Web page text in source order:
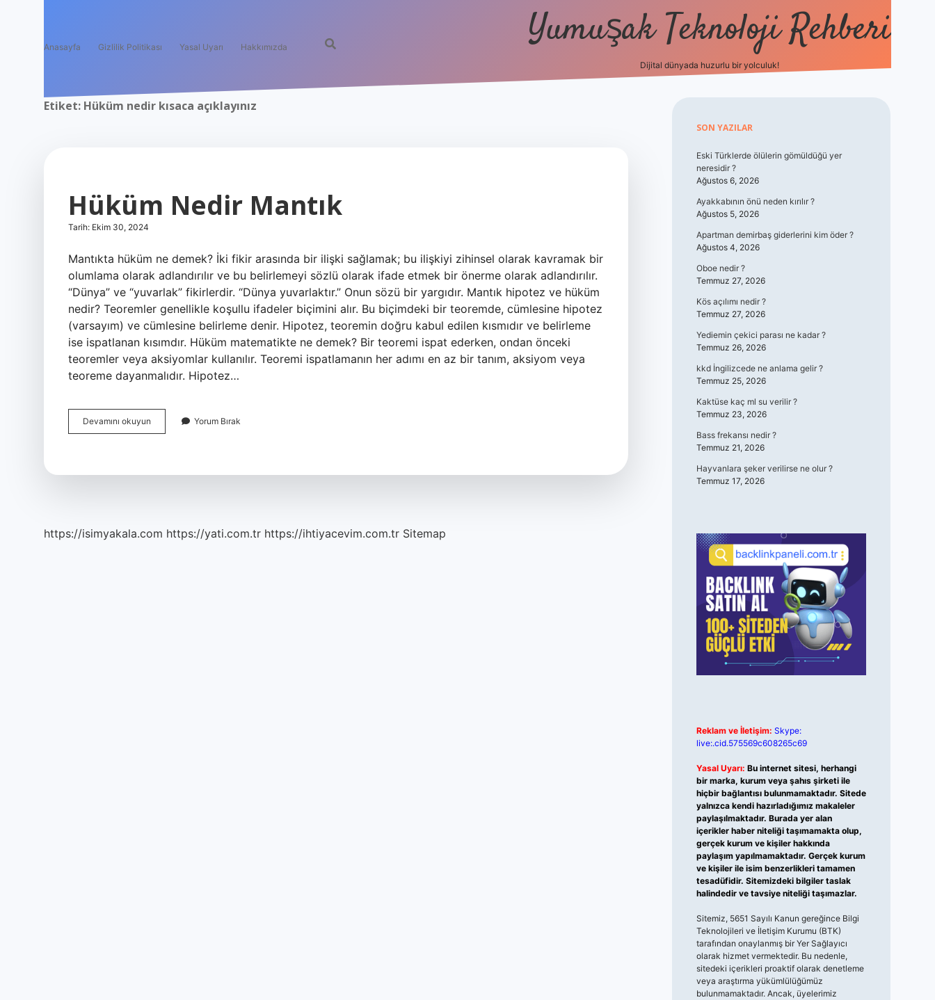
Anasayfa Gizlilik Politikası Yasal Uyarı Hakkımızda Yumuşak Teknoloji Rehberi
Dijital dünyada huzurlu bir yolculuk!
Etiket: Hüküm nedir kısaca açıklayınız
Hüküm Nedir Mantık
Tarih: Ekim 30, 2024
Mantıkta hüküm ne demek? İki fikir arasında bir ilişki sağlamak; bu ilişkiyi zihinsel olarak kavramak bir
olumlama olarak adlandırılır ve bu belirlemeyi sözlü olarak ifade etmek bir önerme olarak adlandırılır.
“Dünya” ve “yuvarlak” fikirlerdir. “Dünya yuvarlaktır.” Onun sözü bir yargıdır. Mantık hipotez ve hüküm
nedir? Teoremler genellikle koşullu ifadeler biçimini alır. Bu biçimdeki bir teoremde, cümlesine hipotez
(varsayım) ve cümlesine belirleme denir. Hipotez, teoremin doğru kabul edilen kısmıdır ve belirleme
ise ispatlanan kısımdır. Hüküm matematikte ne demek? Bir teoremi ispat ederken, ondan önceki
teoremler veya aksiyomlar kullanılır. Teoremi ispatlamanın her adımı en az bir tanım, aksiyom veya
teoreme dayanmalıdır. Hipotez…
Devamını okuyun
Nedir
Yorum Bırak
https://isimyakala.com https://yati.com.tr https://ihtiyacevim.com.tr Sitemap
Sidebar
SON YAZILAR
Eski Türklerde ölülerin gömüldüğü yer
neresidir ?
Ağustos 6, 2026
Ayakkabının önü neden kırılır ?
Ağustos 5, 2026
Apartman demirbaş giderlerini kim öder ?
Ağustos 4, 2026
Oboe nedir ?
Temmuz 27, 2026
Kös açılımı nedir ?
Temmuz 27, 2026
Yediemin çekici parası ne kadar ?
Temmuz 26, 2026
kkd İngilizcede ne anlama gelir ?
Temmuz 25, 2026
Kaktüse kaç ml su verilir ?
Temmuz 23, 2026
Bass frekansı nedir ?
Temmuz 21, 2026
Hayvanlara şeker verilirse ne olur ?
Temmuz 17, 2026
Reklam ve İletişim: Skype:
live:.cid.575569c608265c69
Yasal Uyarı: Bu internet sitesi, herhangi
bir marka, kurum veya şahıs şirketi ile
hiçbir bağlantısı bulunmamaktadır. Sitede
yalnızca kendi hazırladığımız makaleler
paylaşılmaktadır. Burada yer alan
içerikler haber niteliği taşımamakta olup,
gerçek kurum ve kişiler hakkında
paylaşım yapılmamaktadır. Gerçek kurum
ve kişiler ile isim benzerlikleri tamamen
tesadüfidir. Sitemizdeki bilgiler taslak
halindedir ve tavsiye niteliği taşımazlar.
Sitemiz, 5651 Sayılı Kanun gereğince Bilgi
Teknolojileri ve İletişim Kurumu (BTK)
tarafından onaylanmış bir Yer Sağlayıcı
olarak hizmet vermektedir. Bu nedenle,
sitedeki içerikleri proaktif olarak denetleme
veya araştırma yükümlülüğümüz
bulunmamaktadır. Ancak, üyelerimiz